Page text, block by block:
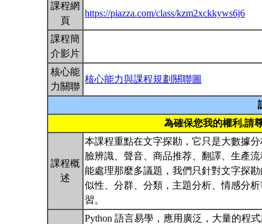
課程網
頁
https://piazza.com/class/kzm2xckkyws6j6
課程簡
介影片
核心能
力關聯
核心能力與課程規劃關聯圖
為確保您我的權利,請
課程概
述
本課程重點在文字探勘，它只是大數據
臉辨識、聲音、商品推荐、翻譯、生產
能處理那麼多議題，我們只針對文字探
似性、分群、分類，主題分析、情感分
習。
Python 語言易學，應用廣泛，大量的程